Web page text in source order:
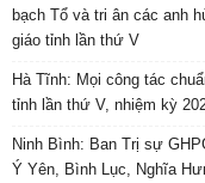
bạch Tổ và tri ân các anh
giáo tỉnh lần thứ V
Hà Tĩnh: Mọi công tác
tỉnh lần thứ V, nhiệm kỳ
Ninh Bình: Ban Trị sự
Ý Yên, Bình Lục, Nghĩa